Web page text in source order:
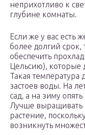
неприхотливо к
глубине комнаты.
Если же у вас есть
более долгий
обеспечить
Цельсию), которые
Такая температура
застоев воды. На
сад, а на зиму
Лучше выращивать
растение,
возникнуть